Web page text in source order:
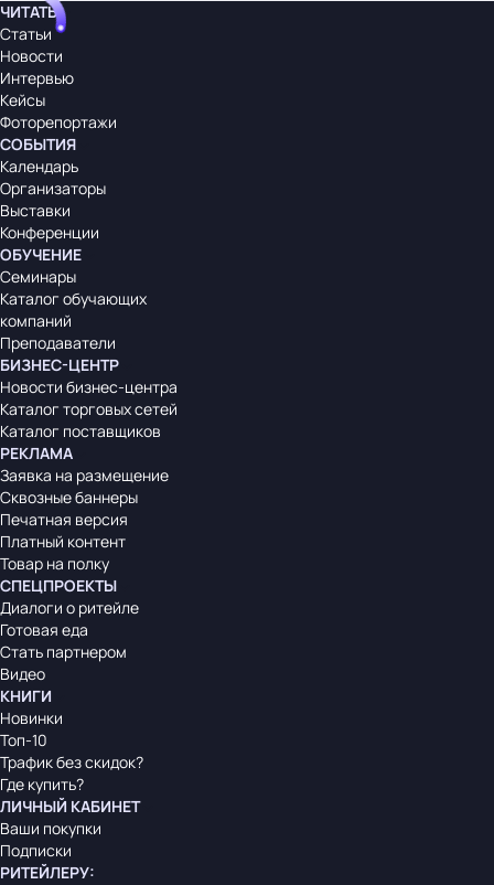
ЧИТАТЬ
Статьи
Новости
Интервью
Кейсы
Фоторепортажи
СОБЫТИЯ
Календарь
Организаторы
Выставки
Конференции
ОБУЧЕНИЕ
Семинары
Каталог обучающих
компаний
Преподаватели
БИЗНЕС-ЦЕНТР
Новости бизнес-центра
Каталог торговых сетей
Каталог поставщиков
РЕКЛАМА
Заявка на размещение
Сквозные баннеры
Печатная версия
Платный контент
Товар на полку
СПЕЦПРОЕКТЫ
Диалоги о ритейле
Готовая еда
Стать партнером
Видео
КНИГИ
Новинки
Топ-10
Трафик без скидок?
Где купить?
ЛИЧНЫЙ КАБИНЕТ
Ваши покупки
Подписки
РИТЕЙЛЕРУ: